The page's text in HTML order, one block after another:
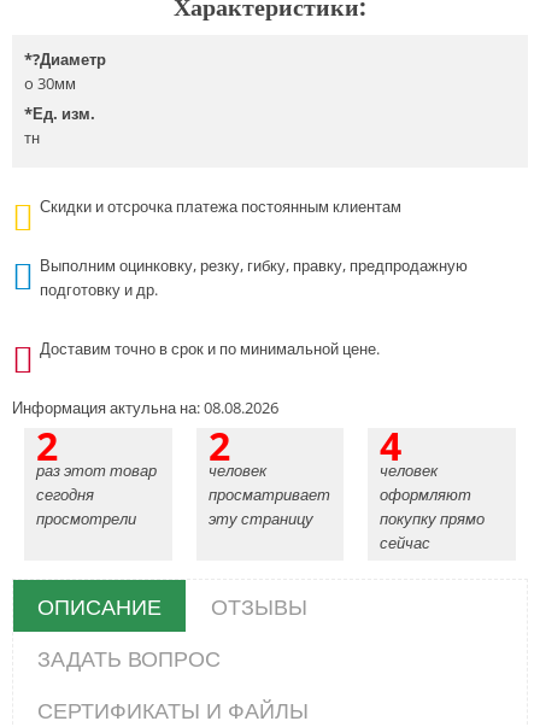
Характеристики:
*?Диаметр
o 30мм
*Ед. изм.
тн
Скидки и отсрочка платежа постоянным клиентам
Выполним оцинковку, резку, гибку, правку, предпродажную
подготовку и др.
Доставим точно в срок и по минимальной цене.
Информация актульна на: 08.08.2026
2
раз этот товар
сегодня
просмотрели
2
человек
просматривает
эту страницу
4
человек
оформляют
покупку прямо
сейчас
ОПИСАНИЕ
ОТЗЫВЫ
ЗАДАТЬ ВОПРОС
СЕРТИФИКАТЫ И ФАЙЛЫ